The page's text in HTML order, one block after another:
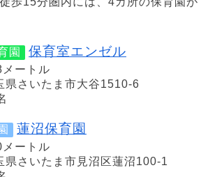
園 保育室エンゼル
ートル
県さいたま市大谷1510-6
蓮沼保育園
ートル
県さいたま市見沼区蓮沼100-1